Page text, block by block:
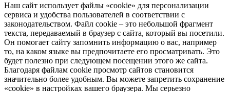
Наш сайт использует файлы «cookie» для персонализации
сервиса и удобства пользователей в соответствии с
законодательством. Файл cookie – это небольшой фрагмент
текста, передаваемый в браузер с сайта, который вы посетили.
Он помогает сайту запомнить информацию о вас, например
то, на каком языке вы предпочитаете его просматривать. Это
будет полезно при следующем посещении этого же сайта.
Благодаря файлам cookie просмотр сайтов становится
значительно более удобным. Вы можете запретить сохранение
«cookie» в настройках вашего браузера. Мы серьезно